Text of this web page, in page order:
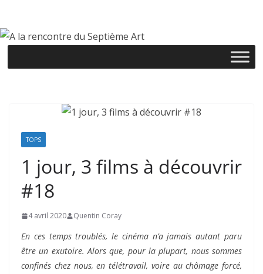
contenu
TOPS
1 jour, 3 films à découvrir
#18
4 avril 2020 Quentin Coray
En ces temps troublés, le cinéma n’a jamais autant paru
être un exutoire. Alors que, pour la plupart, nous sommes
confinés chez nous, en télétravail, voire au chômage forcé,